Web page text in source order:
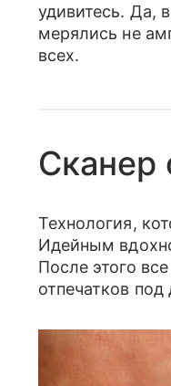
удивитесь. Да,
мерялись не
всех.
Сканер
Технология,
Идейным
После этого
отпечатков